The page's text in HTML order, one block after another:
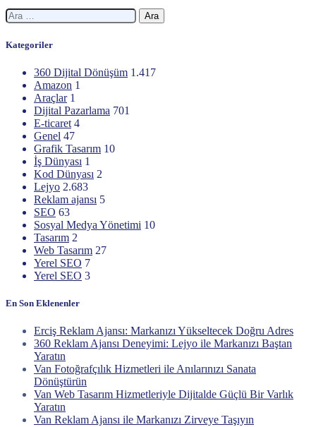
Arama:
Kategoriler
360 Dijital Dönüşüm 1.417
Amazon 1
Araçlar 1
Dijital Pazarlama 701
E-ticaret 4
Genel 47
Grafik Tasarım 10
İş Dünyası 1
Kod Dünyası 2
Lejyo 2.683
Reklam ajansı 5
SEO 63
Sosyal Medya Yönetimi 10
Tasarım 2
Web Tasarım 27
Yerel SEO 7
Yerel SEO 3
En Son Eklenenler
Erciş Reklam Ajansı: Markanızı Yükseltecek Doğru Adres
360 Reklam Ajansı Deneyimi: Lejyo ile Markanızı Baştan
Yaratın
Van Fotoğrafçılık Hizmetleri ile Anılarınızı Sanata
Dönüştürün
Van Web Tasarım Hizmetleriyle Dijitalde Güçlü Bir Varlık
Yaratın
Van Reklam Ajansı ile Markanızı Zirveye Taşıyın